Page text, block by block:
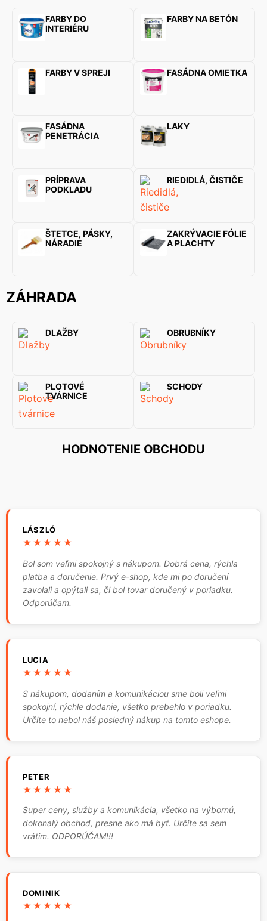
FARBY DO
INTERIÉRU
FARBY NA BETÓN
FARBY V SPREJI FASÁDNA OMIETKA
FASÁDNA
PENETRÁCIA
LAKY
PRÍPRAVA
PODKLADU
RIEDIDLÁ, ČISTIČE
ŠTETCE, PÁSKY,
NÁRADIE
ZAKRÝVACIE FÓLIE
A PLACHTY
ZÁHRADA
DLAŽBY OBRUBNÍKY
PLOTOVÉ
TVÁRNICE
SCHODY
HODNOTENIE OBCHODU
LÁSZLÓ
★★★★★
Bol som veľmi spokojný s nákupom. Dobrá cena, rýchla
platba a doručenie. Prvý e-shop, kde mi po doručení
zavolali a opýtali sa, či bol tovar doručený v poriadku.
Odporúčam.
LUCIA
★★★★★
S nákupom, dodaním a komunikáciou sme boli veľmi
spokojní, rýchle dodanie, všetko prebehlo v poriadku.
Určite to nebol náš posledný nákup na tomto eshope.
PETER
★★★★★
Super ceny, služby a komunikácia, všetko na výbornú,
dokonalý obchod, presne ako má byť. Určite sa sem
vrátim. ODPORÚČAM!!!
DOMINIK
★★★★★